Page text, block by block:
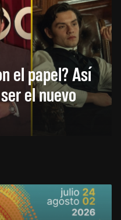
el papel? Así
el nuevo